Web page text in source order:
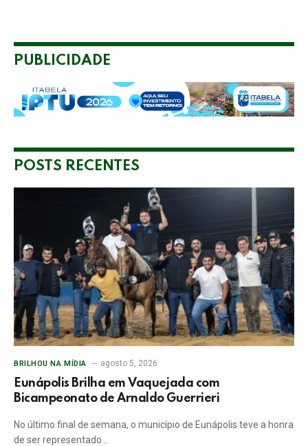
PUBLICIDADE
POSTS RECENTES
BRILHOU NA MÍDIA agosto 5, 2026
Eunápolis Brilha em Vaquejada com
Bicampeonato de Arnaldo Guerrieri
No último final de semana, o município de Eunápolis teve a honra
de ser representado…